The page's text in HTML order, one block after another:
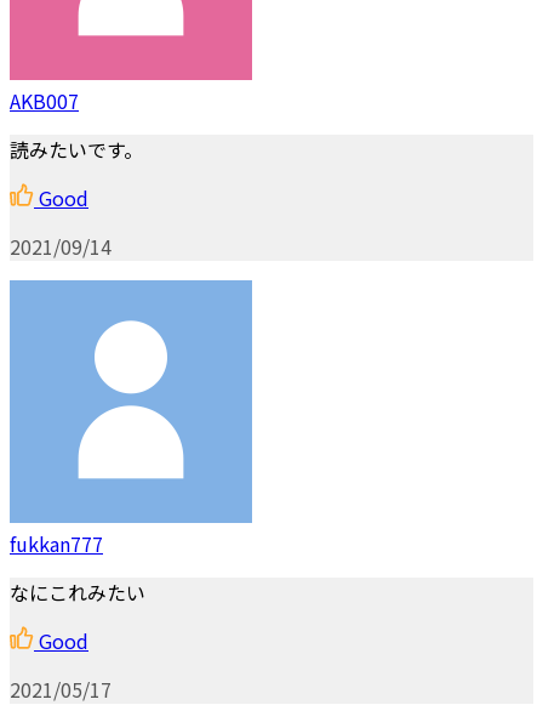
AKB007
読みたいです。
Good
2021/09/14
fukkan777
なにこれみたい
Good
2021/05/17